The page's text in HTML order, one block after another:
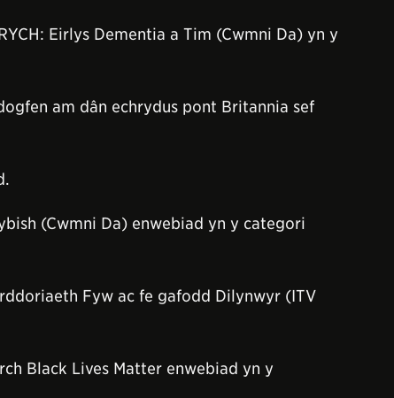
Eirlys Dementia a Tim (Cwmni Da) yn y
am dân echrydus pont Britannia sef
(Cwmni Da) enwebiad yn y categori
Fyw ac fe gafodd Dilynwyr (ITV
Black Lives Matter enwebiad yn y